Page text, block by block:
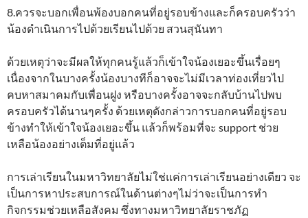
8.ควรจะบอกเพื่อนพ้องบอกคนที่อยู่รอบข้างและก็ครอบครัวว่า
น้องดำเนินการไปด้วยเรียนไปด้วย สวนสุนันทา
ด้วยเหตุว่าจะมีผลให้ทุกคนรู้แล้วก็เข้าใจน้องเยอะขึ้นเรื่อยๆ
เนื่องจากในบางครั้งน้องบางทีก็อาจจะไม่มีเวลาท่องเที่ยวไป
คบหาสมาคมกับเพื่อนฝูง หรือบางครั้งอาจจะกลับบ้านไปพบ
ครอบครัวได้นานๆครั้ง ด้วยเหตุดังกล่าวการบอกคนที่อยู่รอบ
ข้างทำให้เข้าใจน้องเยอะขึ้น แล้วก็พร้อมที่จะ support ช่วย
เหลือน้องอย่างเต็มที่อยู่แล้ว
การเล่าเรียนในมหาวิทยาลัยไม่ใช่แค่การเล่าเรียนอย่างเดียว จะ
เป็นการหาประสบการณ์ในด้านต่างๆไม่ว่าจะเป็นการทำ
กิจกรรมช่วยเหลือสังคม ซึ่งทางมหาวิทยาลัยราชภัฏ